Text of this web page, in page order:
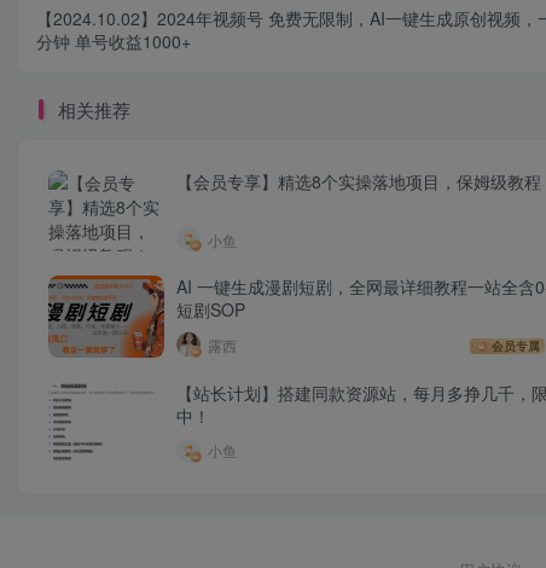
【2024.10.02】2024年视频号 免费无限制，AI一键生成原创视频，
分钟 单号收益1000+
相关推荐
【会员专享】精选8个实操落地项目，保姆级教程
小鱼
AI 一键生成漫剧短剧，全网最详细教程一站全含
短剧SOP
露西 会员专属
【站长计划】搭建同款资源站，每月多挣几千，
中！
小鱼